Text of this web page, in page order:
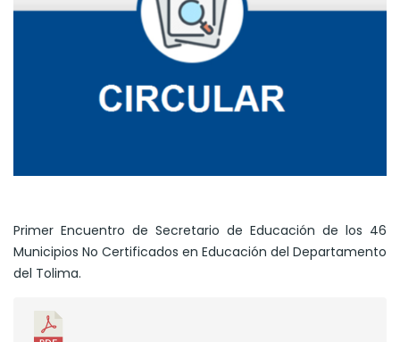
Primer Encuentro de Secretario de Educación de los 46
Municipios No Certificados en Educación del Departamento
del Tolima.